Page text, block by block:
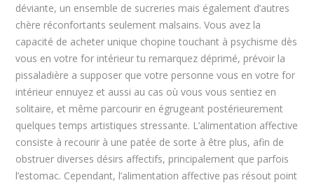
déviante, un ensemble de sucreries mais également d’autres
chère réconfortants seulement malsains. Vous avez la
capacité de acheter unique chopine touchant à psychisme dès
vous en votre for intérieur tu remarquez déprimé, prévoir la
pissaladière a supposer que votre personne vous en votre for
intérieur ennuyez et aussi au cas où vous vous sentiez en
solitaire, et même parcourir en égrugeant postérieurement
quelques temps artistiques stressante. L’alimentation affective
consiste à recourir à une patée de sorte à être plus, afin de
obstruer diverses désirs affectifs, principalement que parfois
l’estomac. Cependant, l’alimentation affective pas résout point